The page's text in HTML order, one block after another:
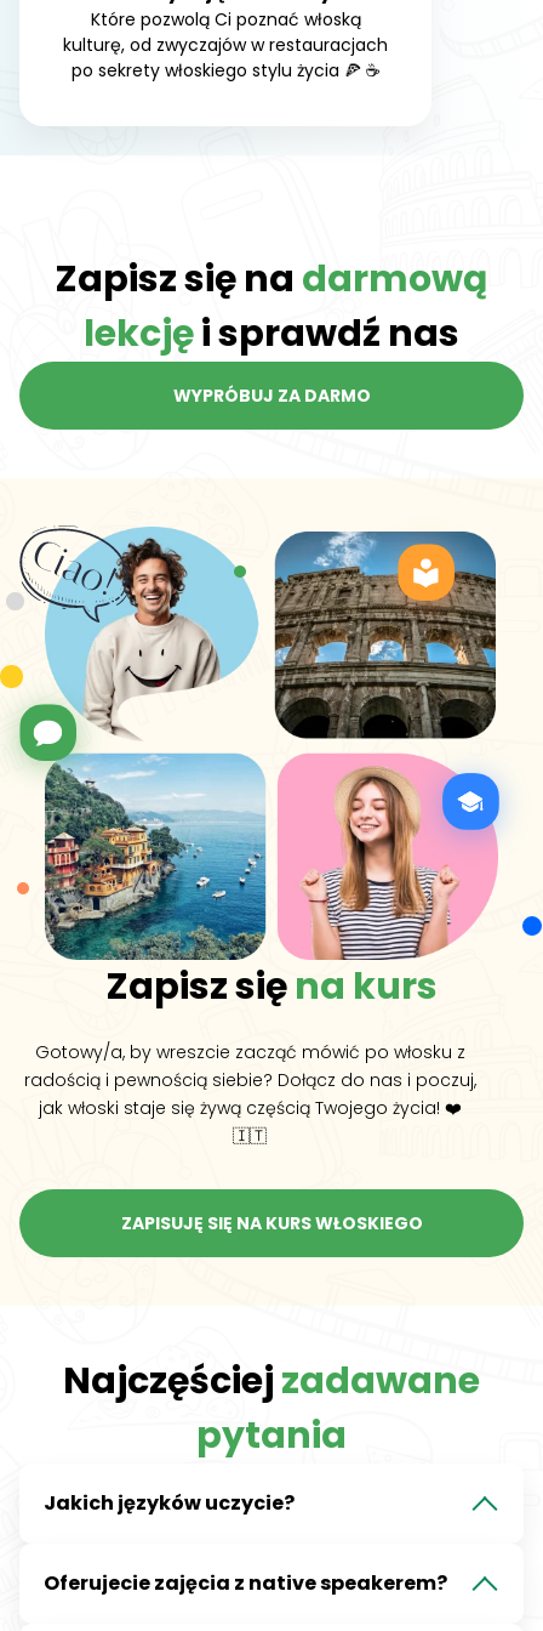
Które pozwolą Ci poznać włoską
kulturę, od zwyczajów w restauracjach
po sekrety włoskiego stylu życia 🍕 ☕
Zapisz się na darmową
lekcjęi sprawdź nas
WYPRÓBUJ ZA DARMO
Zapisz sięna kurs
Gotowy/a, by wreszcie zacząć mówić po włosku z
radością i pewnością siebie? Dołącz do nas i poczuj,
jak włoski staje się żywą częścią Twojego życia! ❤️
🇮🇹
ZAPISUJĘ SIĘ NA KURS WŁOSKIEGO
Najczęściejzadawane
pytania
Jakich języków uczycie?
Uczymy języka włoskiego oraz hiszpańskiego. Jednak
Oferujecie zajęcia z native speakerem?